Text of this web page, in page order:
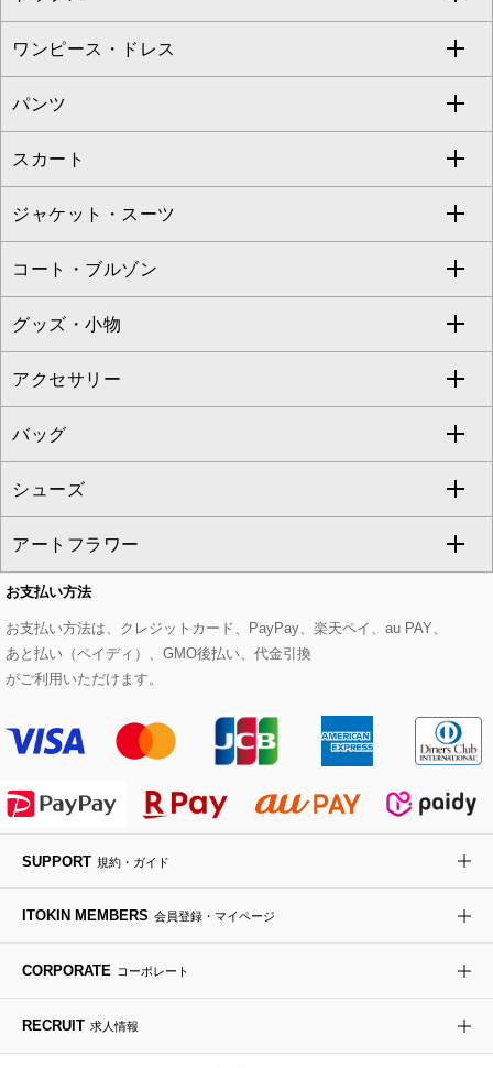
eur3
Maison de CINQ
MK MICHEL KLEIN BAG
HIROKO KOSHINO
すべてのトップス
カットソー・Tシャツ
ブラウス・シャツ
ニット・セーター
カーディガン
アンサンブルセット
ベスト・ジレ
パーカー
タンクトップ・キャミソール
スウェット・ジャージー
その他のトップス
ワンピース・ドレス
すべてのワンピース・ドレス
ワンピース
ドレス
チュニック
ジャンパースカート
その他のワンピース・ドレス
パンツ
すべてのパンツ
フルレングスパンツ
クロップド・半端丈パンツ
ガウチョ・ワイドパンツ
ハーフ・ショート丈パンツ
サロペット・オールインワン
その他のパンツ
スカート
すべてのスカート
ロング・マキシ丈スカート
ひざ丈スカート
ミモレ丈スカート
ショート・ミニ丈スカート
その他のスカート
ジャケット・スーツ
すべてのジャケット・スーツ
テーラードジャケット
ノーカラージャケット
セットアップ
セットアップジャケット
セットアップパンツ
セットアップスカート
セットアップワンピース
コート・ブルゾン
すべてのコート・ブルゾン
トレンチコート
ピーコート
ダッフルコート
チェスターコート
モッズコート
ステンカラーコート
ライダースジャケット
デニムジャケット
ダウンジャケット・コート
グッズ・小物
すべてのグッズ・小物
マスク
ストール・マフラー・スヌード
ベルト・サスペンダー
帽子
ヘアアクセサリー
ハンカチ・バンダナ
手袋
チャーム・ストラップ
アクセサリー
すべてのアクセサリー
ネックレス
ピアス・イヤリング
ブレスレット・バングル
ブローチ・コサージュ
バッグ
すべてのバッグ
トートバッグ
ショルダーバッグ
ボストンバッグ
バックパック・リュック
ボディバッグ・メッセンジャーバッグ
トラベルバッグ
シューズ
すべてのシューズ
パンプス
スニーカー
フラットシューズ
ローファー
ドレスシューズ
アートフラワー
すべてのアートフラワー
ローズ
カサブランカ・カラー
ラナンキュラス
ポプリアレンジ＆フレグランス
お支払い方法
お支払い方法は、クレジットカード、PayPay、楽天ペイ、au PAY、
あと払い（ペイディ）、GMO後払い、代金引換
がご利用いただけます。
SUPPORT 規約・ガイド
ITOKIN MEMBERS 会員登録・マイページ
CORPORATE コーポレート
RECRUIT 求人情報